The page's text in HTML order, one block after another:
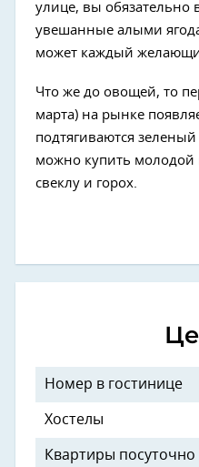
улице, вы обязательно
увешанные алыми
может каждый
Что же до овощей, то
марта) на рынке
подтягиваются
можно купить молодой
свеклу и горох.
Номер в гостинице
Хостелы
Квартиры посуточно